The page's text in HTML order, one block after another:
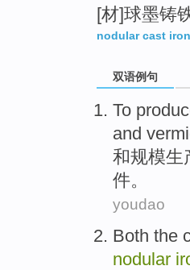
[材]球墨铸
nodular cast iron
双语例句
To
and
和规模生
件。
youdao
Both the
nodular